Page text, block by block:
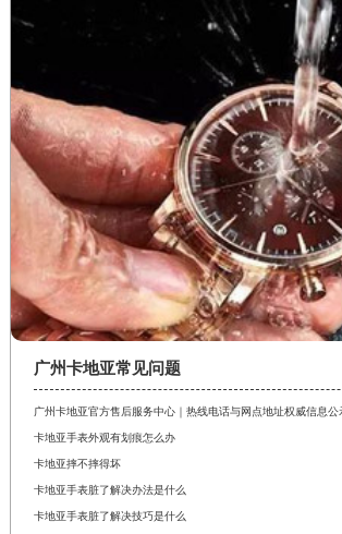
广州卡地亚常见问题
广州卡地亚官方售后服务中心｜热线电话与网点地址权威信息公
卡地亚手表外观有划痕怎么办
卡地亚摔不摔得坏
卡地亚手表脏了解决办法是什么
卡地亚手表脏了解决技巧是什么